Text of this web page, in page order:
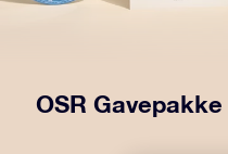
OSR Gavepakke